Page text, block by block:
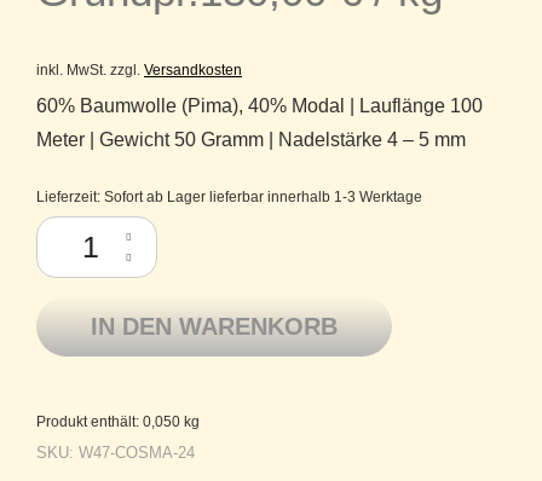
inkl. MwSt. zzgl. Versandkosten
60% Baumwolle (Pima), 40% Modal | Lauflänge 100
Meter | Gewicht 50 Gramm | Nadelstärke 4 – 5 mm
Lieferzeit: Sofort ab Lager lieferbar innerhalb 1-3 Werktage
Lamana Cosma Pima-Baumwolle Modal DK-Garn 24 Petrol Menge
IN DEN WARENKORB
Produkt enthält: 0,050 kg
SKU: W47-COSMA-24